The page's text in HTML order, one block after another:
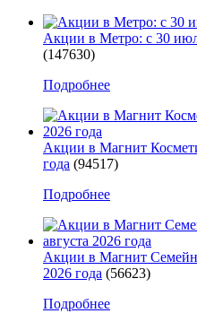
Акции в Метро: с 30
(147630)
Подробнее
Акции в Магнит
года (94517)
Подробнее
Акции в Магнит
2026 года (56623)
Подробнее